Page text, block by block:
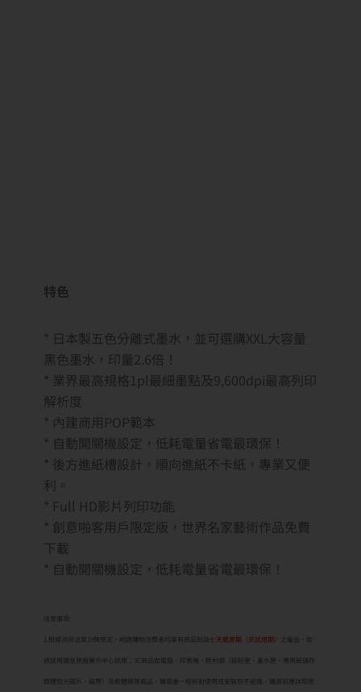
特色
* 日本製五色分離式墨水，並可選購XXL大容量
黑色墨水，印量2.6倍！
* 業界最高規格1pl最細墨點及9,600dpi最高列印
解析度
* 內建商用POP範本
* 自動開關機設定，低耗電量省電最環保！
* 後方進紙槽設計，順向進紙不卡紙，專業又便
利。
* Full HD影片列印功能
* 創意啪客用戶限定版，世界名家藝術作品免費
下載
* 自動開關機設定，低耗電量省電最環保！
注意事項:
1.根據消保法第19條規定，網路購物消費者均享有商品到貨 七天鑑賞期（非試用期） 之權益。如
欲試用請至原廠展示中心試用；3C商品如電腦、印表機、耗材類（碳粉匣、墨水匣、專用紙儲存
媒體如光碟片、磁帶）及軟體類等商品，購買後一經拆封使用或安裝恕不退換，購買前應詳閱原